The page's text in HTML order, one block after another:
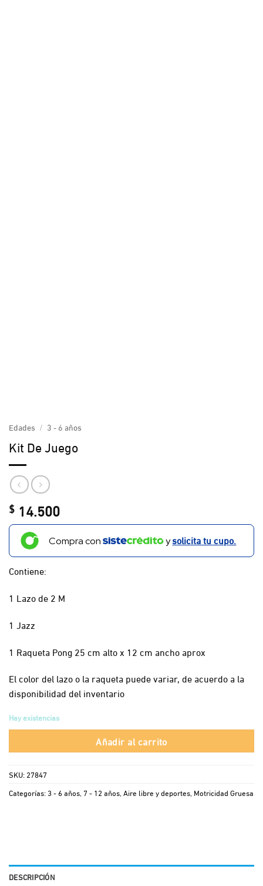
Edades / 3 - 6 años
Kit De Juego
$ 14.500
Compra con ysolicita tu cupo.
Contiene:
1 Lazo de 2 M
1 Jazz
1 Raqueta Pong 25 cm alto x 12 cm ancho aprox
El color del lazo o la raqueta puede variar, de acuerdo a la
disponibilidad del inventario
Hay existencias
Añadir al carrito
SKU: 27847
Categorías: 3 - 6 años 7 - 12 años Aire libre y deportes Motricidad Gruesa
DESCRIPCIÓN